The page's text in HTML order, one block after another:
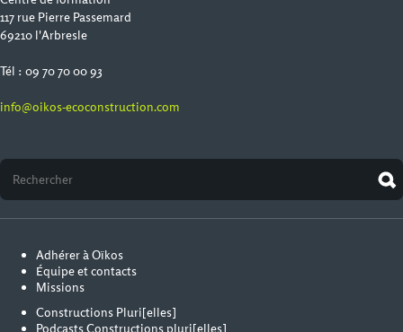
117 rue Pierre Passemard
69210 l'Arbresle
Tél : 09 70 70 00 93
info@oikos-ecoconstruction.com
Adhérer à Oïkos
Équipe et contacts
Missions
Constructions Pluri[elles]
Podcasts Constructions pluri[elles]